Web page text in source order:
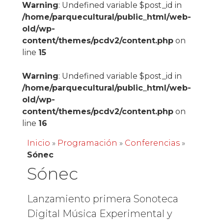
Warning: Undefined variable $post_id in
/home/parquecultural/public_html/web-
old/wp-
content/themes/pcdv2/content.phpon
line 15
Warning: Undefined variable $post_id in
/home/parquecultural/public_html/web-
old/wp-
content/themes/pcdv2/content.phpon
line 16
Inicio » Programación » Conferencias»
Sónec
Sónec
Lanzamiento primera Sonoteca
Digital Música Experimental y